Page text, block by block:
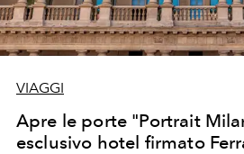
VIAGGI
Apre le porte "Portrait
esclusivo hotel firmato